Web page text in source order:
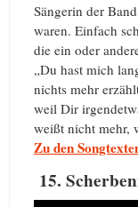
Sängerin der
waren. Einfach
die ein oder
„Du hast mich
nichts mehr
weil Dir
weißt nicht mehr,
Zu den
15.